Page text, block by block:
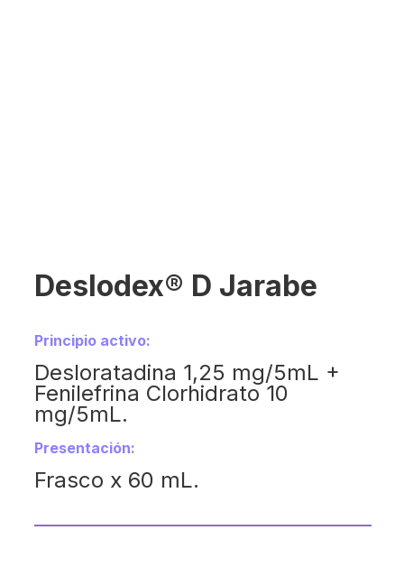
Deslodex® D Jarabe
Principio activo:
Desloratadina 1,25 mg/5mL +
Fenilefrina Clorhidrato 10
mg/5mL.
Presentación:
Frasco x 60 mL.